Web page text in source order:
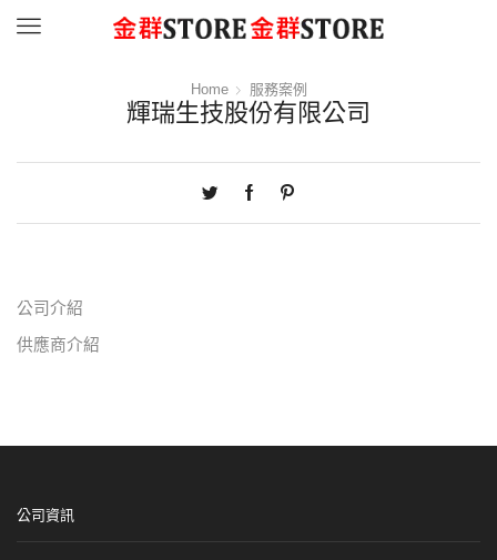
Menu
Home 服務案例
輝瑞生技股份有限公司
公司介紹
供應商介紹
公司資訊